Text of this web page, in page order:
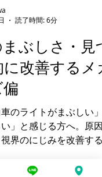
読了時間: 6分
ぶしさ・見づ
改善するメガ
のライトがまぶしい」